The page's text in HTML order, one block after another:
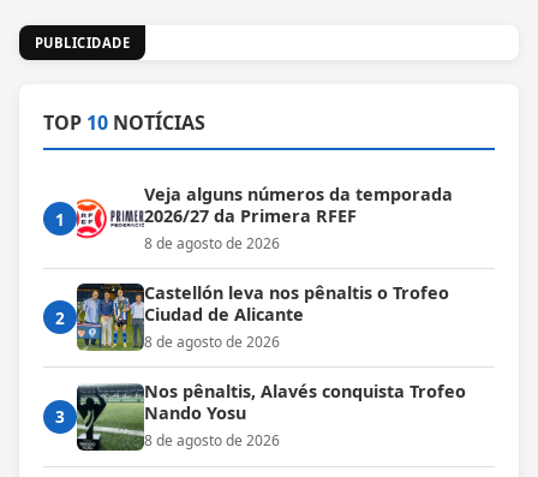
PUBLICIDADE
TOP 10 NOTÍCIAS
1
Veja alguns números da temporada
2026/27 da Primera RFEF
8 de agosto de 2026
2
Castellón leva nos pênaltis o Trofeo
Ciudad de Alicante
8 de agosto de 2026
3
Nos pênaltis, Alavés conquista Trofeo
Nando Yosu
8 de agosto de 2026